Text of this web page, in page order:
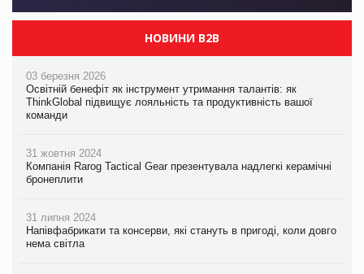
НОВИНИ B2B
03 березня 2026
Освітній бенефіт як інструмент утримання талантів: як
ThinkGlobal підвищує лояльність та продуктивність вашої
команди
31 жовтня 2024
Компанія Rarog Tactical Gear презентувала надлегкі керамічні
бронеплити
31 липня 2024
Напівфабрикати та консерви, які стануть в пригоді, коли довго
нема світла